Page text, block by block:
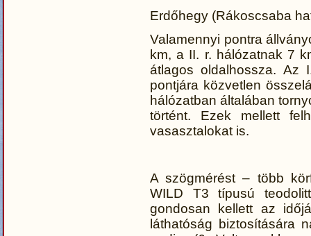
Erdőhegy (Rákoscsaba
Valamennyi pontra
km, a II. r. hálózatnak 7
átlagos oldalhossza. Az
pontjára közvetlen
hálózatban általában
történt. Ezek mellett
vasasztalokat is.
A szögmérést – több
WILD T3 típusú
gondosan kellett az
láthatóság biztosítására